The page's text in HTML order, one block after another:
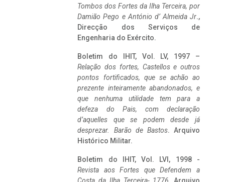
Tombos dos Fortes da Ilha Terceira, por
Damião Pego e António d’ Almeida Jr.,
Direcção dos Serviços de
Engenharia do Exército.
Boletim do IHIT, Vol. LV, 1997 –
Relação dos fortes, Castellos e outros
pontos fortificados, que se achão ao
prezente inteiramente abandonados, e
que nenhuma utilidade tem para a
defeza do Pais, com declaração
d’aquelles que se podem desde já
desprezar. Barão de Bastos. Arquivo
Histórico Militar.
Boletim do IHIT, Vol. LVI, 1998 -
Revista aos Fortes que Defendem a